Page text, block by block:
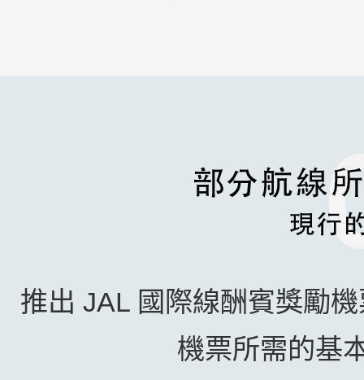
推出 JAL 國際線酬賓獎勵
機票所需的基